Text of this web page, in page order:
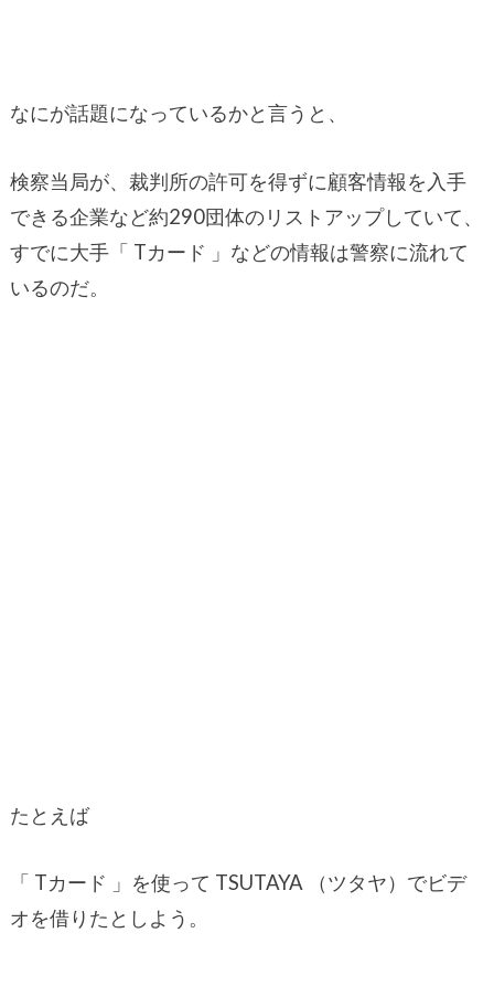
なにが話題になっているかと言うと、
検察当局が、裁判所の許可を得ずに顧客情報を入手
できる企業など約290団体のリストアップしていて、
すでに大手「 Tカード 」などの情報は警察に流れて
いるのだ。
たとえば
「 Tカード 」を使って TSUTAYA （ツタヤ）でビデ
オを借りたとしよう。